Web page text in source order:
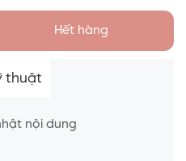
Hết hàng
thuật
nội dung